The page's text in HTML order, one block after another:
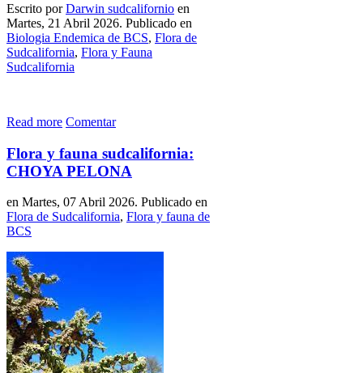
Escrito porDarwin sudcalifornio en
Martes, 21 Abril 2026. Publicado en
Biologia Endemica de BCS, Flora de
Sudcalifornia, Flora y Fauna
Sudcalifornia
Read more Comentar
Flora y fauna sudcalifornia:
CHOYA PELONA
en Martes, 07 Abril 2026. Publicado en
Flora de Sudcalifornia, Flora y fauna de
BCS